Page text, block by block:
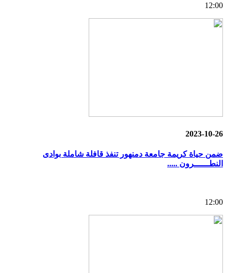
12:00
2023-10-26
ضمن حياة كريمة جامعة دمنهور تنفذ قافلة شاملة بوادى
النطــــــرون .....
12:00